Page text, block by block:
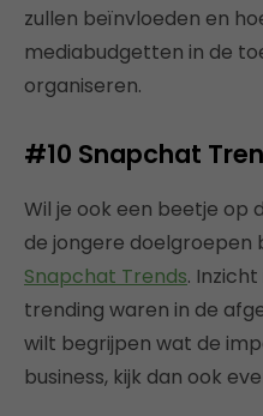
zullen beïnvloeden en
mediabudgetten in de
organiseren.
#10 Snapchat
Wil je ook een beetje op
de jongere doelgroepen
Snapchat Trends.
trending waren in de
wilt begrijpen wat de
business, kijk dan ook